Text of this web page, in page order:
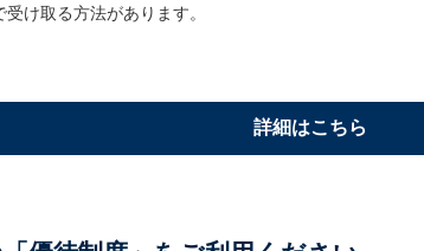
け取る方法があります。
詳細はこちら